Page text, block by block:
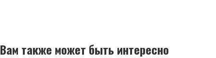
Вам также может быть интересно